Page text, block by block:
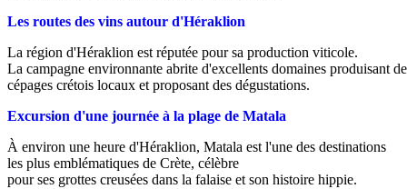
Les routes des vins autour d'Héraklion
La région d'Héraklion est réputée pour sa production viticole.
La campagne environnante abrite d'excellents domaines produisant
cépages crétois locaux et proposant des dégustations.
Excursion d'une journée à la plage de Matala
À environ une heure d'Héraklion, Matala est l'une des destinations
les plus emblématiques de Crète, célèbre
pour ses grottes creusées dans la falaise et son histoire hippie.